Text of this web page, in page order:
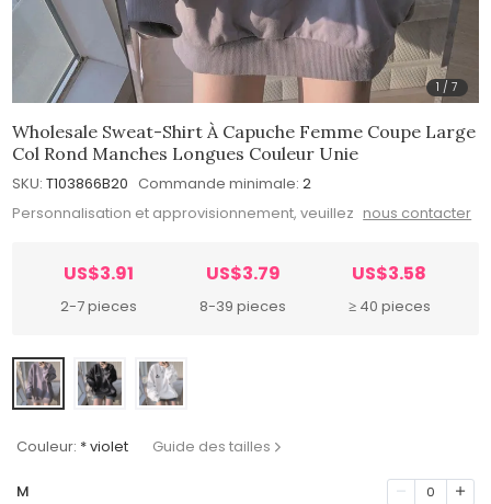
1 /7
Wholesale Sweat-Shirt À Capuche Femme Coupe Large
Col Rond Manches Longues Couleur Unie
SKU: T103866B20 Commande minimale: 2
Personnalisation et approvisionnement, veuillez nous contacter
US$3.91
2-7 pieces
US$3.79
8-39 pieces
US$3.58
≥ 40 pieces
Couleur: * violet Guide des tailles
M 0